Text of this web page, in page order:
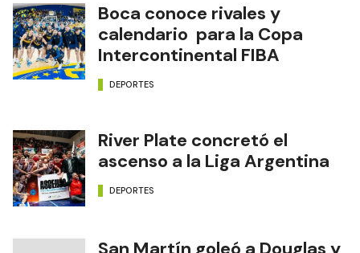
Boca conoce rivales y
calendario para la Copa
Intercontinental FIBA
DEPORTES
River Plate concretó el
ascenso a la Liga Argentina
DEPORTES